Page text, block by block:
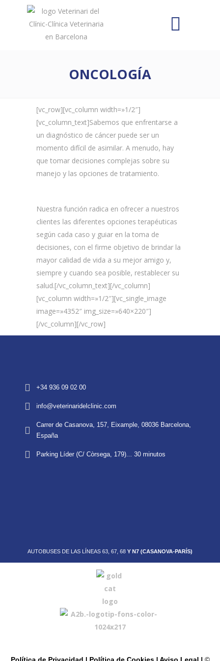
ONCOLOGÍA
[vc_row][vc_column width=»1/2″]
[vc_column_text]Sabemos que enfrentarse a
un diagnóstico de cáncer puede ser un
momento difícil de asimilar. A menudo, hay
que tomar decisiones complejas sobre su
manejo y las opciones de tratamiento.
Nuestra función radica en ofrecer a nuestros
clientes las diferentes opciones terapéuticas
según cada caso y guiar en la toma de
decisiones, con el firme objetivo de brindar la
mayor calidad de vida a su mejor amigo y,
siempre y cuando sea posible, restablecer su
salud.[/vc_column_text][/vc_column]
[vc_column width=»1/2″][vc_single_image
image=»4352″ img_size=»640×220″]
[/vc_column][/vc_row]
+34 936 09 02 00
info@veterinaridelclinic.com
Carrer de Casanova, 157, Eixample, 08036 Barcelona,
España
Parking Líder (C/ Còrsega, 179)... 30 minutos
AUTOBUSES DE LAS LÍNEAS 63, 67, 68 Y N7 (CASANOVA-PARÍS)